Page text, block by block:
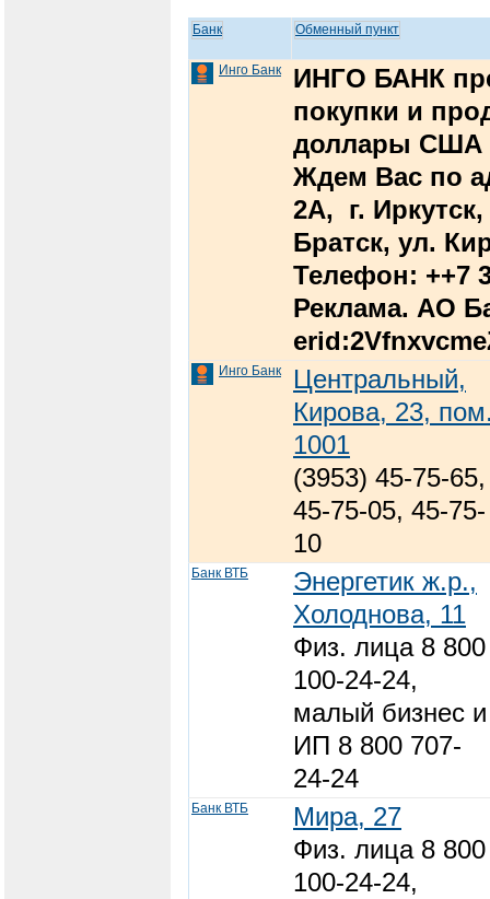
Банк Обменный пункт
Инго Банк
ИНГО БАНК
покупки и
доллары США
Ждем Вас по
2А, г. Иркутск,
Братск, ул.
Телефон: ++7
Реклама. АО
Инго Банк
Центральный,
Кирова, 23,
1001
(3953) 45-75-65,
45-75-05, 45-75-
10
Банк ВТБ
Энергетик ж.р.,
Холоднова, 11
Физ. лица 8 800
100-24-24,
малый бизнес и
ИП 8 800 707-
24-24
Банк ВТБ
Мира, 27
Физ. лица 8 800
100-24-24,